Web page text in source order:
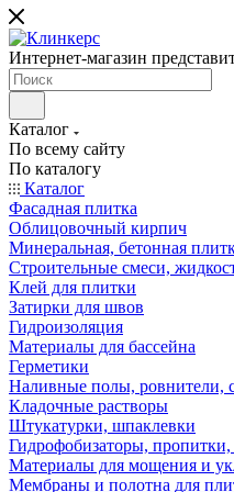
Интернет-магазин
Каталог
По всему сайту
По каталогу
Каталог
Фасадная плитка
Облицовочный кирпич
Минеральная, бетонная
Строительные смеси,
Клей для плитки
Затирки для швов
Гидроизоляция
Материалы для бассейна
Герметики
Наливные полы, ровнители,
Кладочные растворы
Штукатурки, шпаклевки
Гидрофобизаторы, пропитки,
Материалы для мощения и
Мембраны и полотна для